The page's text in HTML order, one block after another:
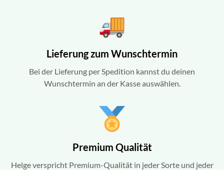
Lieferung zum Wunschtermin
Bei der Lieferung per Spedition kannst du deinen
Wunschtermin an der Kasse auswählen.
Premium Qualität
Helge verspricht Premium-Qualität in jeder Sorte und jeder